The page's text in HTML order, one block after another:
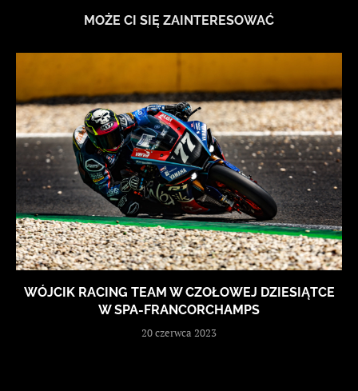
MOŻE CI SIĘ ZAINTERESOWAĆ
WÓJCIK RACING TEAM W CZOŁOWEJ DZIESIĄTCE
W SPA-FRANCORCHAMPS
20 czerwca 2023